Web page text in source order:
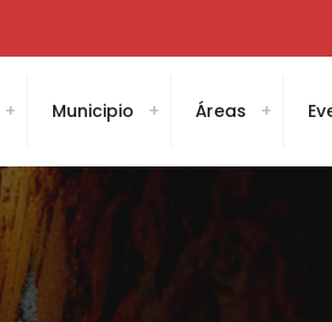
Municipio Áreas